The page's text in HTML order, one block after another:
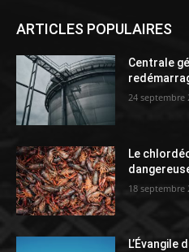
ARTICLES POPULAIRES
Centrale
24 septembre
Le
18 septembre
L’Évangile